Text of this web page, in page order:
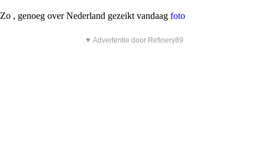
Zo , genoeg over Nederland gezeikt vandaag foto
▼ Advertentie door Refinery89